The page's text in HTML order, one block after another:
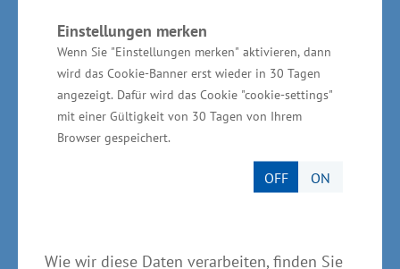
Einstellungen merken
Wenn Sie "Einstellungen merken" aktivieren, dann
wird das Cookie-Banner erst wieder in 30 Tagen
angezeigt. Dafür wird das Cookie "cookie-settings"
mit einer Gültigkeit von 30 Tagen von Ihrem
Browser gespeichert.
OFF ON
Wie wir diese Daten verarbeiten, finden Sie
Branchennetzwerk ‚MV-Cruise-Net‘ soll die
Interessen der Hochsee- und
Flusskreuzschifffahrt in Mecklenburg-
Vorpommern bündeln und diesem wichtigen
maritim-touristischen Wirtschaftszweig eine
Stimme geben. Alle Branchenvertreter sind sich
ihrer Verantwortung für eine nachhaltige